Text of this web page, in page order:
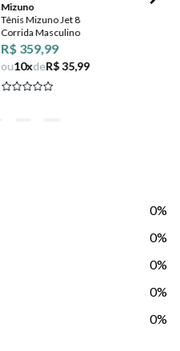
Mizuno
Tênis Mizuno Jet 8
Corrida Masculino
R$ 359,99
ou10xdeR$ 35,99
0%
0%
0%
0%
0%